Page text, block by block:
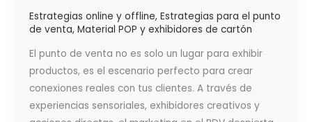
Estrategias online y offline, Estrategias para el punto
de venta, Material POP y exhibidores de cartón
El punto de venta no es solo un lugar para exhibir
productos, es el escenario perfecto para crear
conexiones reales con tus clientes. A través de
experiencias sensoriales, exhibidores creativos y